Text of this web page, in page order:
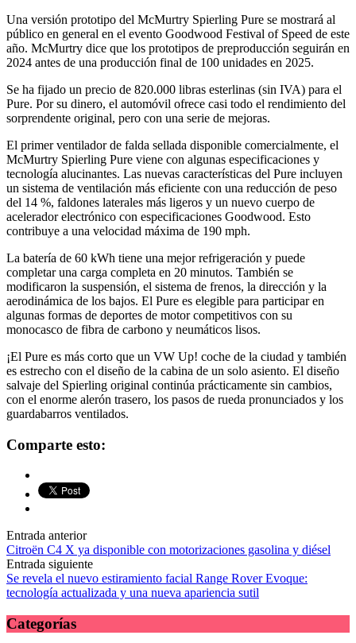
Una versión prototipo del McMurtry Spierling Pure se mostrará al
público en general en el evento Goodwood Festival of Speed ​​​​de este
año. McMurtry dice que los prototipos de preproducción seguirán en
2024 antes de una producción final de 100 unidades en 2025.
Se ha fijado un precio de 820.000 libras esterlinas (sin IVA) para el
Pure. Por su dinero, el automóvil ofrece casi todo el rendimiento del
sorprendente original, pero con una serie de mejoras.
El primer ventilador de falda sellada disponible comercialmente, el
McMurtry Spierling Pure viene con algunas especificaciones y
tecnología alucinantes. Las nuevas características del Pure incluyen
un sistema de ventilación más eficiente con una reducción de peso
del 14 %, faldones laterales más ligeros y un nuevo cuerpo de
acelerador electrónico con especificaciones Goodwood. Esto
contribuye a una velocidad máxima de 190 mph.
La batería de 60 kWh tiene una mejor refrigeración y puede
completar una carga completa en 20 minutos. También se
modificaron la suspensión, el sistema de frenos, la dirección y la
aerodinámica de los bajos. El Pure es elegible para participar en
algunas formas de deportes de motor competitivos con su
monocasco de fibra de carbono y neumáticos lisos.
¡El Pure es más corto que un VW Up! coche de la ciudad y también
es estrecho con el diseño de la cabina de un solo asiento. El diseño
salvaje del Spierling original continúa prácticamente sin cambios,
con el enorme alerón trasero, los pasos de rueda pronunciados y los
guardabarros ventilados.
Comparte esto:
Navegación
de
las
entradas
Entrada anterior
Citroën C4 X ya disponible con motorizaciones gasolina y diésel
Entrada siguiente
Se revela el nuevo estiramiento facial Range Rover Evoque:
tecnología actualizada y una nueva apariencia sutil
Categorías